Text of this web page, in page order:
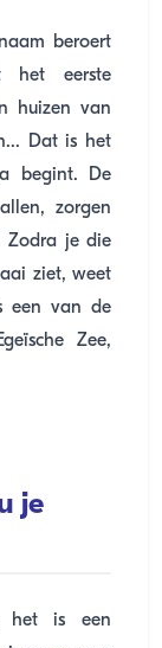
beroert
het eerste
huizen van
Dat is het
begint. De
zorgen
Zodra je die
ziet, weet
een van de
Zee,
je
het is een